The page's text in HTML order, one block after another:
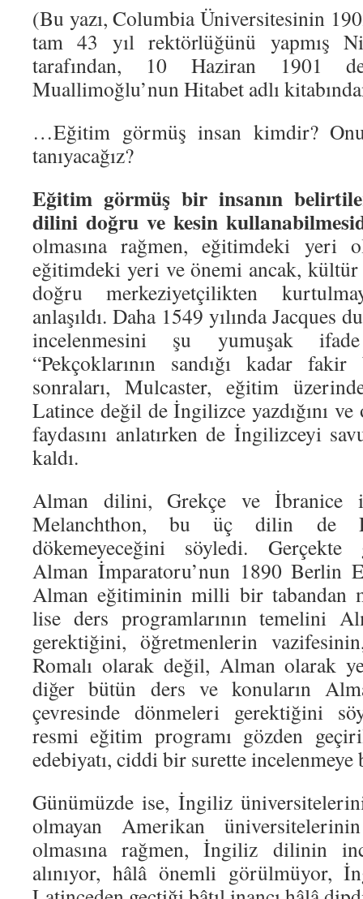
(Bu yazı, Columbia Üniversitesinin
tam 43 yıl rektörlüğünü yapmış
tarafından, 10 Haziran 1901
Muallimoğlu’nun Hitabet adlı
…Eğitim görmüş insan kimdir?
tanıyacağız?
Eğitim görmüş bir insanın
dilini doğru ve kesin
olmasına rağmen, eğitimdeki yeri
eğitimdeki yeri ve önemi ancak, kültür
doğru merkeziyetçilikten
anlaşıldı. Daha 1549 yılında Jacques
incelenmesini şu yumuşak
“Pekçoklarının sandığı kadar
sonraları, Mulcaster, eğitim
Latince değil de İngilizce yazdığını
faydasını anlatırken de İngilizceyi
kaldı.
Alman dilini, Grekçe ve İbranice
Melanchthon, bu üç dilin de
dökemeyeceğini söyledi. Gerçekte
Alman İmparatoru’nun 1890 Berlin
Alman eğitiminin milli bir tabandan
lise ders programlarının temelini
gerektiğini, öğretmenlerin
Romalı olarak değil, Alman olarak
diğer bütün ders ve konuların
çevresinde dönmeleri gerektiğini
resmi eğitim programı gözden
edebiyatı, ciddi bir surette incelenmeye
Günümüzde ise, İngiliz
olmayan Amerikan
olmasına rağmen, İngiliz dilinin
alınıyor, hâlâ önemli görülmüyor,